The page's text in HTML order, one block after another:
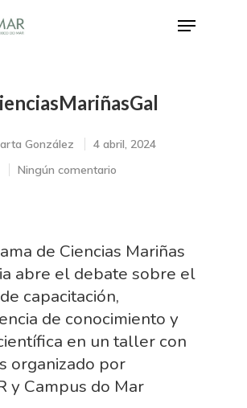
to search or ESC to close
González
4 abril, 2024
Ningún comentario
de Ciencias Mariñas
abre el debate sobre el
capacitación,
de conocimiento y
en un taller con
organizado por
y Campus do Mar